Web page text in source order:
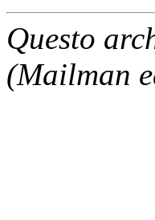
Questo
(Mailman